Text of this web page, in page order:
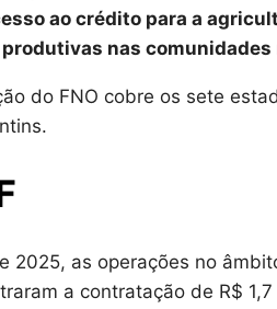
ao crédito para a
nas comunidades
do FNO cobre os sete
2025, as operações no
a contratação de R$